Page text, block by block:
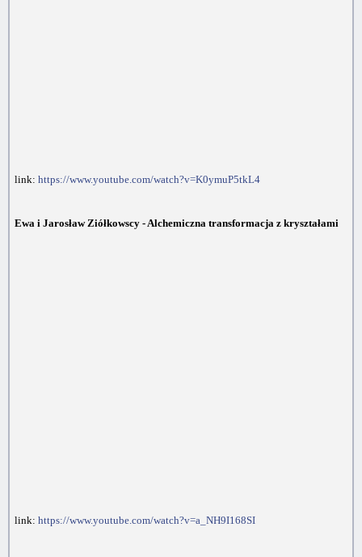
link: https://www.youtube.com/watch?v=K0ymuP5tkL4
Ewa i Jarosław Ziółkowscy - Alchemiczna transformacja z kryształami
link: https://www.youtube.com/watch?v=a_NH9I168SI